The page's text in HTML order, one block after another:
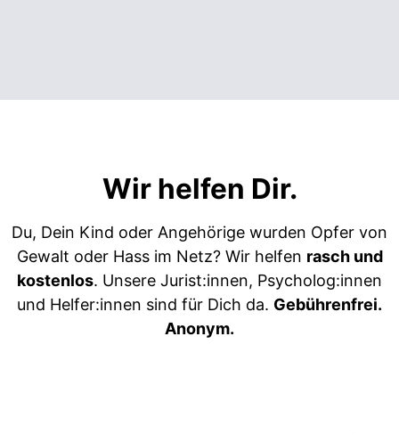
Wir helfen Dir.
Du, Dein Kind oder Angehörige wurden Opfer von
Gewalt oder Hass im Netz? Wir helfen rasch und
kostenlos. Unsere Jurist:innen, Psycholog:innen
und Helfer:innen sind für Dich da. Gebührenfrei.
Anonym.